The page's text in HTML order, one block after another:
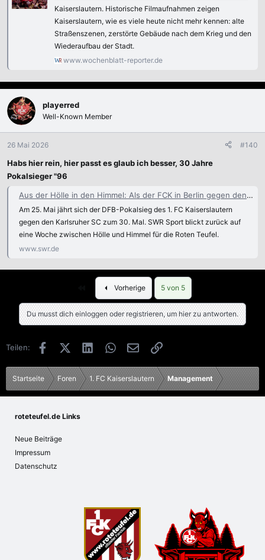
Kaiserslautern. Historische Filmaufnahmen zeigen
Kaiserslautern, wie es viele heute nicht mehr kennen: alte
Straßenszenen, zerstörte Gebäude nach dem Krieg und den
Wiederaufbau der Stadt.
www.wochenblatt-reporter.de
playerred
Well-Known Member
26 Mai 2026 #140
Habs hier rein, hier passt es glaub ich besser, 30 Jahre
Pokalsieger "96
Aus der Hölle in den Himmel: Als der FCK in Berlin gegen den KSC triumphierte
Am 25. Mai jährt sich der DFB-Pokalsieg des 1. FC Kaiserslautern
gegen den Karlsruher SC zum 30. Mal. SWR Sport blickt zurück auf
eine Woche zwischen Hölle und Himmel für die Roten Teufel.
www.swr.de
Vorherige 5 von 5
Du musst dich einloggen oder registrieren, um hier zu antworten.
Teilen: FacebookX (Twitter)LinkedInWhatsApp
E-MailLink
Startseite Foren 1. FC Kaiserslautern Management
roteteufel.de Links
Neue Beiträge
Impressum
Datenschutz